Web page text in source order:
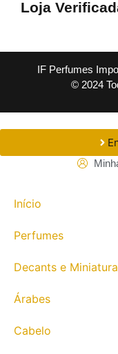
Loja
IF Perfumes
© 2024
Início
Perfumes
Decants e
Árabes
Cabelo